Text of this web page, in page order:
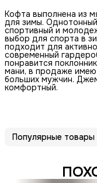
Кофта выполнена из
для зимы.
спортивный и
выбор для спорта в
подходит для
современный
понравится
мани, в продаже
больших мужчин.
комфортный.
Популярные товары